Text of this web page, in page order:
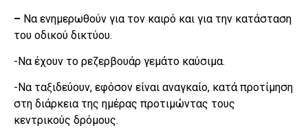
– Να ενημερωθούν για τον καιρό και για την κατάσταση
του οδικού δικτύου.
-Να έχουν το ρεζερβουάρ γεμάτο καύσιμα.
-Να ταξιδεύουν, εφόσον είναι αναγκαίο, κατά προτίμηση
στη διάρκεια της ημέρας προτιμώντας τους
κεντρικούς δρόμους.